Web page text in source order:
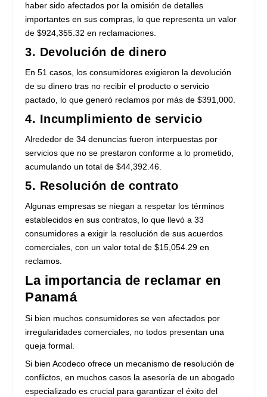
haber sido afectados por la omisión de detalles
importantes en sus compras, lo que representa un valor
de $924,355.32 en reclamaciones.
3. Devolución de dinero
En 51 casos, los consumidores exigieron la devolución
de su dinero tras no recibir el producto o servicio
pactado, lo que generó reclamos por más de $391,000.
4. Incumplimiento de servicio
Alrededor de 34 denuncias fueron interpuestas por
servicios que no se prestaron conforme a lo prometido,
acumulando un total de $44,392.46.
5. Resolución de contrato
Algunas empresas se niegan a respetar los términos
establecidos en sus contratos, lo que llevó a 33
consumidores a exigir la resolución de sus acuerdos
comerciales, con un valor total de $15,054.29 en
reclamos.
La importancia de reclamar en
Panamá
Si bien muchos consumidores se ven afectados por
irregularidades comerciales, no todos presentan una
queja formal.
Si bien Acodeco ofrece un mecanismo de resolución de
conflictos, en muchos casos la asesoría de un abogado
especializado es crucial para garantizar el éxito del